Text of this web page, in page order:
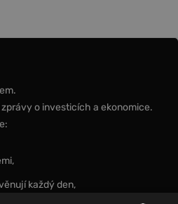
o investicích a ekonomice.
každý den,